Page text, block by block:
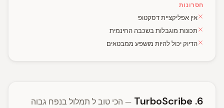
חסרונות
אין אפליקציית דסקטופ
תכונות מוגבלות בשכבה החינמית
הדיוק יכול להיות מושפע ממבטאים
6. TurboScribe
— הכי טוב ל תמלול בנפח גבוה